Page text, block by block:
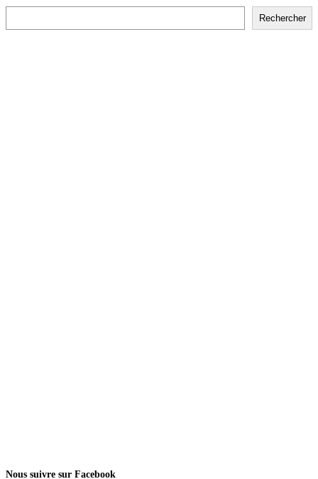
Rechercher
Rechercher
Nous suivre sur Facebook